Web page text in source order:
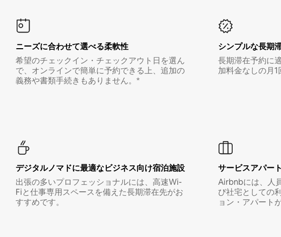
ニーズに合わせて選べる柔軟性
希望のチェックイン・チェックアウト日を選ん
で、オンラインで簡単に予約できる上、追加の
義務や書類手続きもありません。*
シンプルな長期
長期滞在予約に
加料金なしの月1
デジタルノマド⁠に最⁠適⁠なビ⁠ジ⁠ネ⁠ス⁠向⁠け宿⁠泊⁠施⁠設
出張の多いプロフェッショナルには、高速Wi-
Fiと仕事専用スペースを備えた長期滞在先がお
すすめです。
サービスアパー
Airbnbには、人
び社宅としての
ョン・アパート